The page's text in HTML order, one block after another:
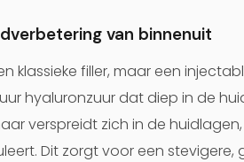
van binnenuit
klassieke filler, maar een
hyaluronzuur dat diep in de
verspreidt zich in de
Dit zorgt voor een